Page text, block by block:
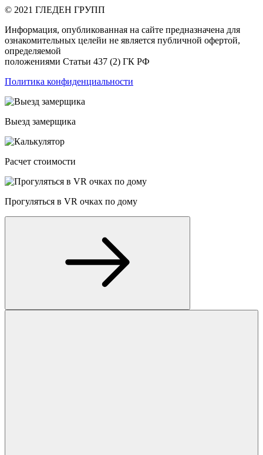
© 2021 ГЛЕДЕН ГРУПП
Информация, опубликованная на сайте предназначена для
ознакомительных целейи не является публичной офертой,
определяемой
положениями Статьи 437 (2) ГК РФ
Политика конфиденциальности
Выезд замерщика
Расчет стоимости
Прогуляться в VR очках по дому